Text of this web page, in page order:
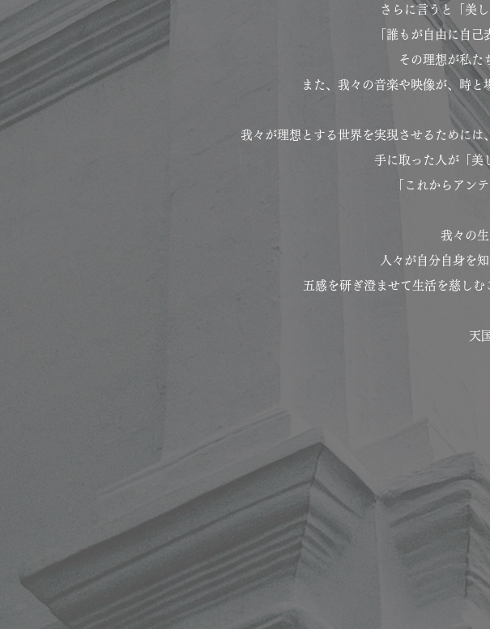
さらに言うと「美
「誰もが自由に自己
その理想が私た
また、我々の音楽や映像が、時と
我々が理想とする世界を実現させるためには
手に取った人が「美
「これからアン
我々の
人々が自分自身を
五感を研ぎ澄ませて生活を慈し
天
文